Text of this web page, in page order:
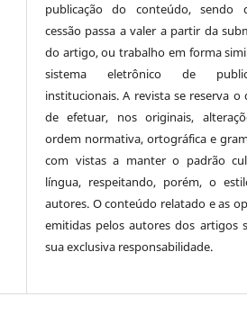
publicação do conteúdo, sendo
cessão passa a valer a partir da
do artigo, ou trabalho em forma
sistema eletrônico de
institucionais. A revista se reserva o
de efetuar, nos originais,
ordem normativa, ortográfica e
com vistas a manter o padrão
língua, respeitando, porém, o
autores. O conteúdo relatado e as
emitidas pelos autores dos artigos
sua exclusiva responsabilidade.